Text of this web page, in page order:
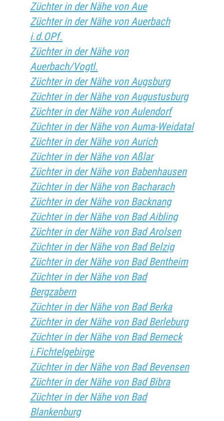
Züchter in der Nähe von Aue
Züchter in der Nähe von Auerbach
i.d.OPf.
Züchter in der Nähe von
Auerbach/Vogtl.
Züchter in der Nähe von Augsburg
Züchter in der Nähe von Augustusburg
Züchter in der Nähe von Aulendorf
Züchter in der Nähe von Auma-Weidatal
Züchter in der Nähe von Aurich
Züchter in der Nähe von Aßlar
Züchter in der Nähe von Babenhausen
Züchter in der Nähe von Bacharach
Züchter in der Nähe von Backnang
Züchter in der Nähe von Bad Aibling
Züchter in der Nähe von Bad Arolsen
Züchter in der Nähe von Bad Belzig
Züchter in der Nähe von Bad Bentheim
Züchter in der Nähe von Bad
Bergzabern
Züchter in der Nähe von Bad Berka
Züchter in der Nähe von Bad Berleburg
Züchter in der Nähe von Bad Berneck
i.Fichtelgebirge
Züchter in der Nähe von Bad Bevensen
Züchter in der Nähe von Bad Bibra
Züchter in der Nähe von Bad
Blankenburg